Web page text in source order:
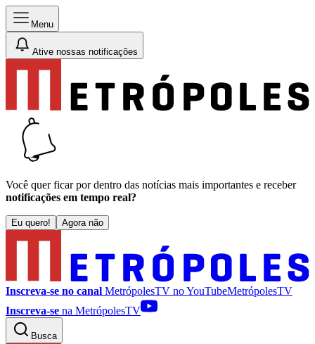
Menu
Ative nossas notificações
Você quer ficar por dentro das notícias mais importantes e receber
notificações em tempo real?
Eu quero! Agora não
Inscreva-se no canal MetrópolesTV noYouTubeMetrópolesTV
Inscreva-se na MetrópolesTV
Busca